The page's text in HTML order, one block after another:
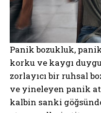
Panik bozukluk,
korku ve kaygı
zorlayıcı bir ruhsal
ve yineleyen panik
kalbin sanki